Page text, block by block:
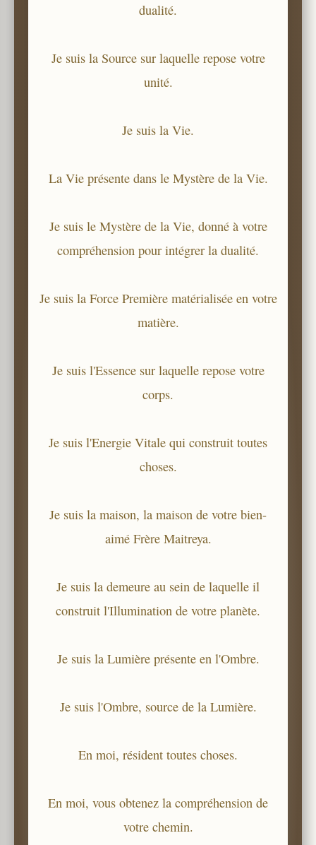
dualité.
Je suis la Source sur laquelle repose votre
unité.
Je suis la Vie.
La Vie présente dans le Mystère de la Vie.
Je suis le Mystère de la Vie, donné à votre
compréhension pour intégrer la dualité.
Je suis la Force Première matérialisée en votre
matière.
Je suis l'Essence sur laquelle repose votre
corps.
Je suis l'Energie Vitale qui construit toutes
choses.
Je suis la maison, la maison de votre bien-
aimé Frère Maitreya.
Je suis la demeure au sein de laquelle il
construit l'Illumination de votre planète.
Je suis la Lumière présente en l'Ombre.
Je suis l'Ombre, source de la Lumière.
En moi, résident toutes choses.
En moi, vous obtenez la compréhension de
votre chemin.